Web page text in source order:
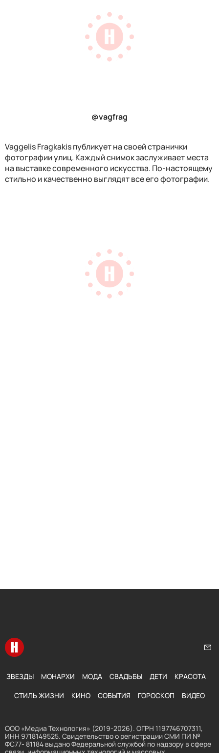
@vagfrag
Vaggelis Fragkakisпубликует на своей странички
фотографии улиц. Каждый снимок заслуживает места
на выставке современного искусства. По-настоящему
стильно и качественно выглядят все его фотографии.
Перейти на главную
ЗВЕЗДЫ МОНАРХИ МОДА СВАДЬБЫ ДЕТИ КРАСОТА
СТИЛЬ ЖИЗНИ КИНО СОБЫТИЯ ГОРОСКОП ВИДЕО
ООО «Медиа Технология» (2019-2026). ОГРН 1197746707311,
ИНН 9718149525. Свидетельство о регистрации СМИ ПИ №
ФС77- 81184 выдано Федеральной службой по надзору в сфере